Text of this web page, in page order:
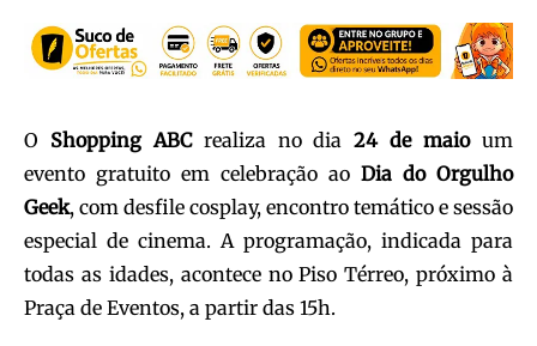
O Shopping ABCrealiza no dia24 de maioum
evento gratuito em celebração ao Dia do Orgulho
Geek, com desfile cosplay, encontro temático e sessão
especial de cinema. A programação, indicada para
todas as idades, acontece no Piso Térreo, próximo à
Praça de Eventos, a partir das 15h.